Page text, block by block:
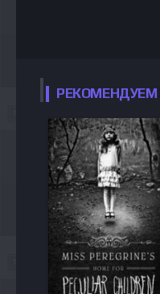
РЕКОМЕНДУЕМ